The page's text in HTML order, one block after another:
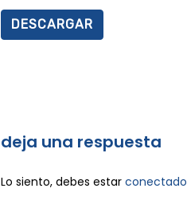
DESCARGAR
deja una respuesta
Lo siento, debes estar conectado